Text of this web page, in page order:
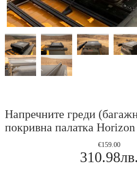
Напречните греди
покривна палатка
€159.00
310.98лв.